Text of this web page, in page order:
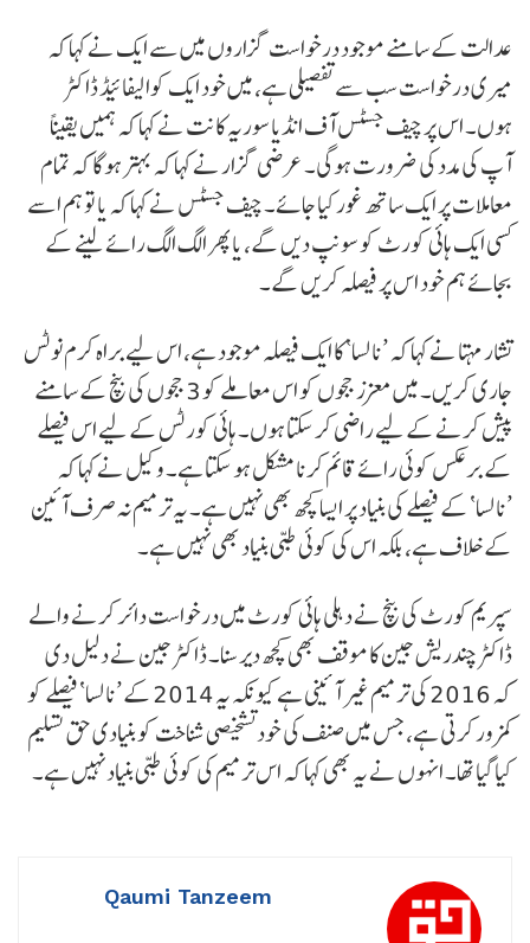
عدالت کے سامنے موجود درخواست گزاروں میں سے ایک نے کہا کہ
میری درخواست سب سے تفصیلی ہے، میں خود ایک کوالیفائیڈ ڈاکٹر
ہوں۔ اس پر چیف جسٹس آف انڈیا سوریہ کانت نے کہا کہ ہمیں یقیناً
آپ کی مدد کی ضرورت ہوگی۔ عرضی گزار نے کہا کہ بہتر ہوگا کہ تمام
معاملات پر ایک ساتھ غور کیا جائے۔ چیف جسٹس نے کہا کہ یا تو ہم اسے
کسی ایک ہائی کورٹ کو سونپ دیں گے، یا پھر الگ الگ رائے لینے کے
بجائے ہم خود اس پر فیصلہ کریں گے۔
تشار مہتا نے کہا کہ ’نالسا‘ کا ایک فیصلہ موجود ہے، اس لیے براہ کرم نوٹس
جاری کریں۔ میں معزز ججوں کو اس معاملے کو 3 ججوں کی بنچ کے سامنے
پیش کرنے کے لیے راضی کر سکتا ہوں۔ ہائی کورٹس کے لیے اس فیصلے
کے برعکس کوئی رائے قائم کرنا مشکل ہو سکتا ہے۔ وکیل نے کہا کہ
’نالسا‘ کے فیصلے کی بنیاد پر ایسا کچھ بھی نہیں ہے۔ یہ ترمیم نہ صرف آئین
کے خلاف ہے، بلکہ اس کی کوئی طبی بنیاد بھی نہیں ہے۔
سپریم کورٹ کی بنچ نے دہلی ہائی کورٹ میں درخواست دائر کرنے والے
ڈاکٹر چندریش جین کا موقف بھی کچھ دیر سنا۔ ڈاکٹر جین نے دلیل دی
کہ 2016 کی ترمیم غیر آئینی ہے کیونکہ یہ 2014 کے ’نالسا‘ فیصلے کو
کمزور کرتی ہے، جس میں صنف کی خود تشخیصی شناخت کو بنیادی حق تسلیم
کیا گیا تھا۔ انہوں نے یہ بھی کہا کہ اس ترمیم کی کوئی طبی بنیاد نہیں ہے۔
Qaumi Tanzeem